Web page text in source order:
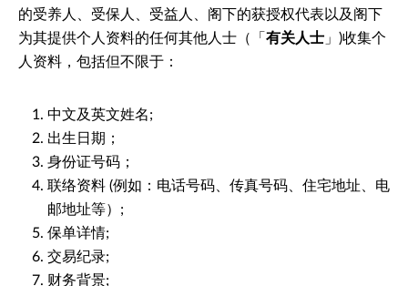
的受养人、受保人、受益人、阁下的获授权代表以及阁下
为其提供个人资料的任何其他人士（「 有关人士 」)收集个
人资料，包括但不限于：
中文及英文姓名;
出生日期；
身份证号码；
联络资料 (例如：电话号码、传真号码、住宅地址、电
邮地址等）;
保单详情;
交易纪录;
财务背景;